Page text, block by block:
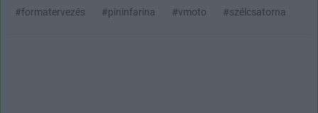
#formatervezés
#pininfarina #vmoto #szélcsatorna